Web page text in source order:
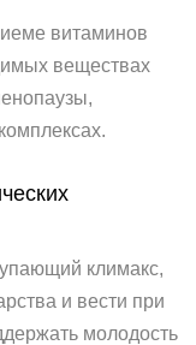
витаминов
веществах
климакс,
и вести при
молодость